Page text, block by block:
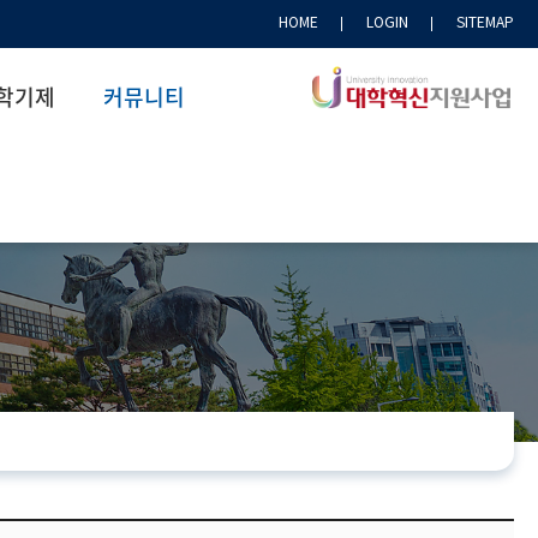
HOME LOGIN SITEMAP
기제 커뮤니티